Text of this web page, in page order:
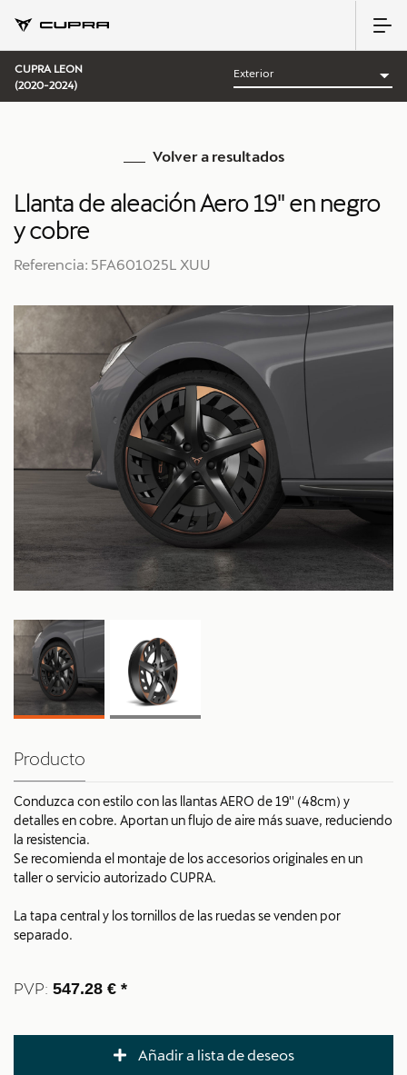
CUPRA LEON
(2020-2024)
Volver a resultados
Llanta de aleación Aero 19'' en negro
y cobre
Referencia: 5FA601025L XUU
Producto
Conduzca con estilo con las llantas AERO de 19'' (48cm) y
detalles en cobre. Aportan un flujo de aire más suave, reduciendo
la resistencia.
Se recomienda el montaje de los accesorios originales en un
taller o servicio autorizado CUPRA.
La tapa central y los tornillos de las ruedas se venden por
separado.
PVP: 547.28 € *
Añadir a lista de deseos